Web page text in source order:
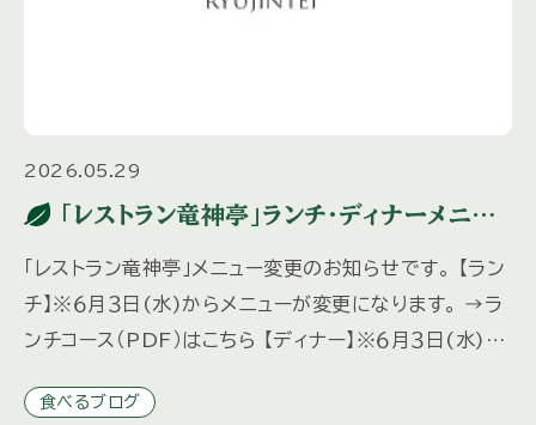
2026.05.29
「レストラン竜神亭」ランチ・ディナーメニュ
「レストラン竜神亭」メニュー変更のお知らせです。 【ラン
チ】※６月３日(水)からメニューが変更になります。 →ラ
ンチコース（PDF）はこちら 【ディナー】※６月３日(水)か
食べるブログ